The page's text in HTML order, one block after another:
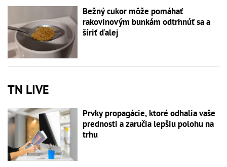
Bežný cukor môže pomáhať
rakovinovým bunkám odtrhnúť sa a
šíriť ďalej
TN LIVE
Prvky propagácie, ktoré odhalia vaše
prednosti a zaručia lepšiu polohu na
trhu